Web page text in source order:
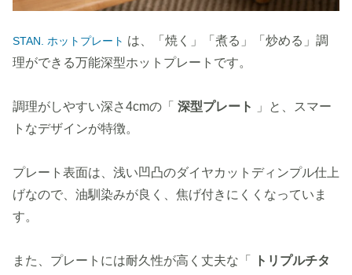
STAN. ホットプレート は、「焼く」「煮る」「炒める」調
理ができる万能深型ホットプレートです。
調理がしやすい深さ4cmの「 深型プレート
」と、スマー
トなデザインが特徴。
プレート表面は、浅い凹凸のダイヤカットディンプル仕上
げなので、油馴染みが良く、焦げ付きにくくなっていま
す。
また、プレートには耐久性が高く丈夫な「
トリプルチタ